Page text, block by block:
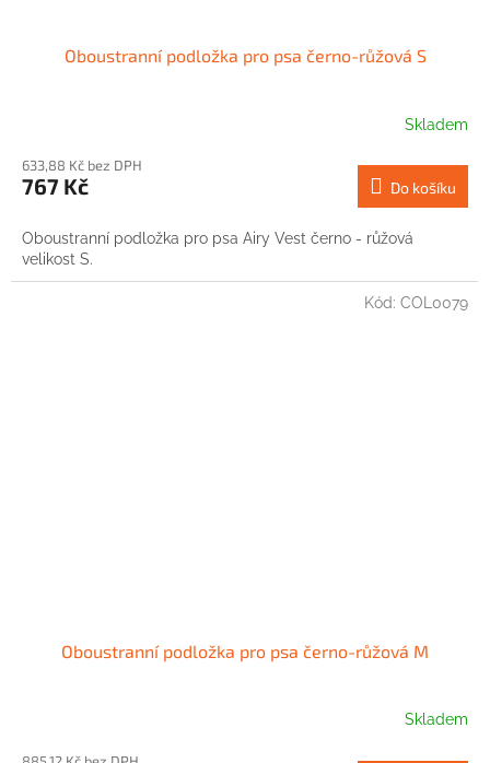
Oboustranní podložka pro psa černo-růžová S
Skladem
633,88 Kč bez DPH
767 Kč Do košíku
Oboustranní podložka pro psa Airy Vest černo - růžová
velikost S.
Oboustranní podložka pro psa černo-růžová M
Skladem
Kód: COL0079